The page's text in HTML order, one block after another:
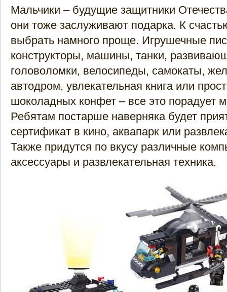
Мальчики – будущие защитники
они тоже заслуживают подарка. К
выбрать намного проще. Игрушечные
конструкторы, машины, танки,
головоломки, велосипеды, самокаты,
автодром, увлекательная книга или
шоколадных конфет – все это порадует
Ребятам постарше наверняка будет
сертификат в кино, аквапарк или
Также придутся по вкусу различные
аксессуары и развлекательная техника.